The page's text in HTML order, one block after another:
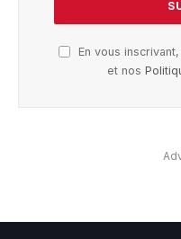
En vous
et nos